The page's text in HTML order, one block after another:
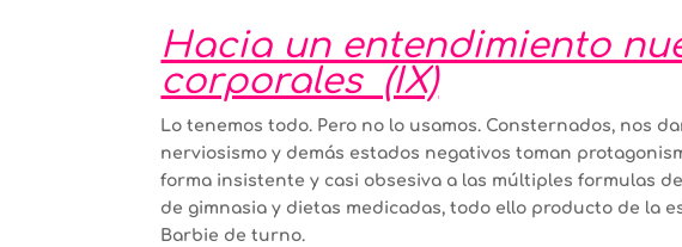
Hacia un entendimiento
corporales (IX)
Lo tenemos todo. Pero no lo usamos. Consternados, nos
nerviosismo y demás estados negativos toman
forma insistente y casi obsesiva a las múltiples formulas
de gimnasia y dietas medicadas, todo ello producto de la
Barbie de turno.